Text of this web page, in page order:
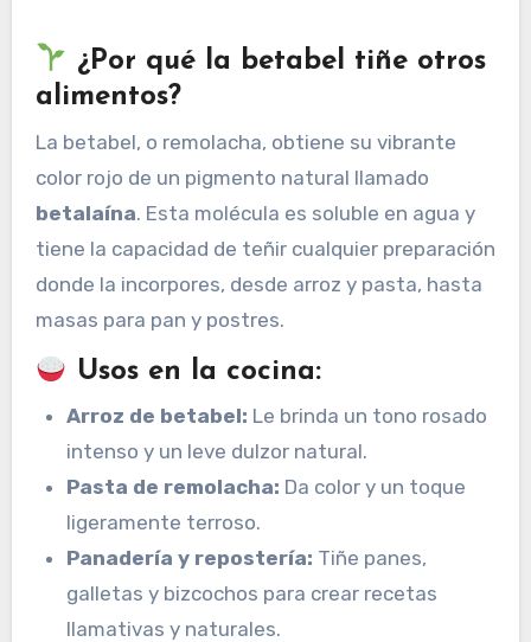
¿Por qué la betabel tiñe otros
alimentos?
La betabel, o remolacha, obtiene su vibrante
color rojo de un pigmento natural llamado
betalaína. Esta molécula es soluble en agua y
tiene la capacidad de teñir cualquier preparación
donde la incorpores, desde arroz y pasta, hasta
masas para pan y postres.
Usos en la cocina:
Arroz de betabel: Le brinda un tono rosado
intenso y un leve dulzor natural.
Pasta de remolacha: Da color y un toque
ligeramente terroso.
Panadería y repostería: Tiñe panes,
galletas y bizcochos para crear recetas
llamativas y naturales.